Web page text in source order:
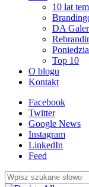
10 lat
DA
Top 10
O blogu
Kontakt
Facebook
Twitter
Google News
Instagram
LinkedIn
Feed